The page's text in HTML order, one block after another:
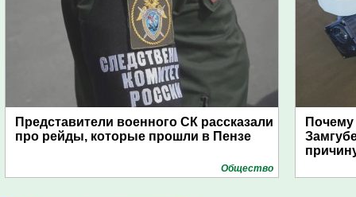
Представители военного СК рассказали
про рейды, которые прошли в Пензе
Общество